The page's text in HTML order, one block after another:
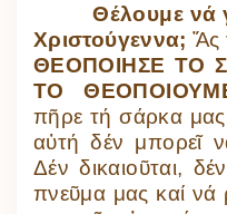
Θέλουμε νά
Χριστούγεννα; Ἄς
ΘΕΟΠΟΙΗΣΕ ΤΟ
ΤΟ
πῆρε τή σάρκα
αὐτή δέν μπορεῖ
Δέν δικαιοῦται,
πνεῦμα μας καί νά